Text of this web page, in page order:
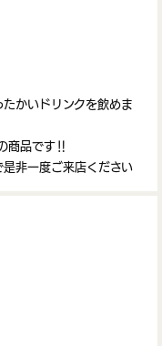
たかいドリンクを飲めま
商品です‼
是非一度ご来店ください